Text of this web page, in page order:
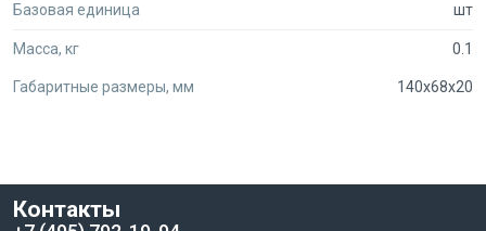
одном месте.
Secumarket объединяет сотни поставщиков, предлагая более
450 000 товаров для безопасности. Это позволяет
профессионалам рынка быстро находить нужное
Базовая единица шт
Масса, кг 0.1
Габаритные размеры, мм 140x68x20
Контакты